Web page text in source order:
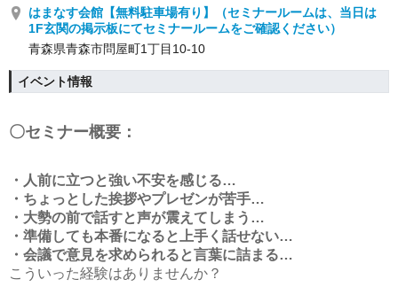
はまなす会館【無料駐車場有り】（セミナールームは、当日は
1F玄関の掲示板にてセミナールームをご確認ください）
青森県青森市問屋町1丁目10‐10
イベント情報
〇セミナー概要：
・人前に立つと強い不安を感じる…
・ちょっとした挨拶やプレゼンが苦手…
・大勢の前で話すと声が震えてしまう…
・準備しても本番になると上手く話せない…
・会議で意見を求められると言葉に詰まる…
こういった経験はありませんか？